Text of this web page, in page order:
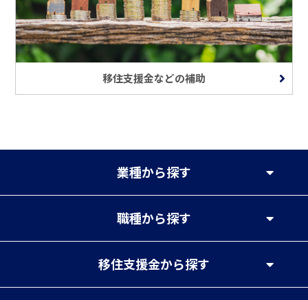
移住支援金などの補助
業種から探す
職種から探す
移住支援金から探す